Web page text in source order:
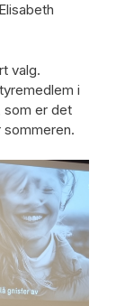
valg.
i
som er det